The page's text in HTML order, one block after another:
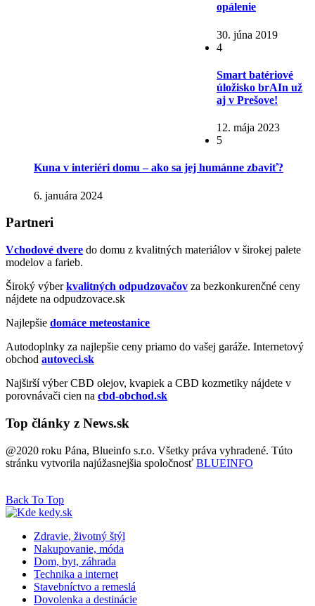
opálenie
30. júna 2019
4
Smart batériové
úložisko brAIn už
aj v Prešove!
12. mája 2023
5
Kuna v interiéri domu – ako sa jej humánne zbaviť?
6. januára 2024
Partneri
Vchodové dvere do domu z kvalitných materiálov v širokej palete
modelov a farieb.
Široký výberkvalitných odpudzovačov za bezkonkurenčné ceny
nájdete na odpudzovace.sk
Najlepšie domáce meteostanice
Autodoplnky za najlepšie ceny priamo do vašej garáže. Internetový
obchod autoveci.sk
Najširší výber CBD olejov, kvapiek a CBD kozmetiky nájdete v
porovnávači cien na cbd-obchod.sk
Top články z News.sk
@2020 roku Pána, Blueinfo s.r.o. Všetky práva vyhradené. Túto
stránku vytvorila najúžasnejšia spoločnosť BLUEINFO
Back To Top
Zdravie, životný štýl
Nakupovanie, móda
Dom, byt, záhrada
Technika a internet
Stavebníctvo a remeslá
Dovolenka a destinácie